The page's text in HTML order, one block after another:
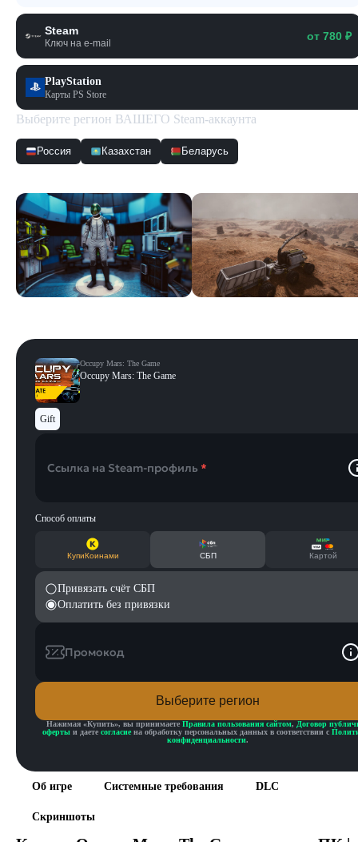
Steam
Ключ на e-mail
от 780 ₽
PlayStation
Карты PS Store
Выберите регион ВАШЕГО Steam-аккаунта
Россия Казахстан Беларусь
Об игре Системные требования DLC
Скриншоты
Occupy Mars: The Game
Occupy Mars: The Game
Gift
Ссылка на Steam-профиль *
Способ оплаты
КупиКоинами СБП Картой
Привязать счёт СБП
Оплатить без привязки
Промокод
Выберите регион
Нажимая «Купить», вы принимаете Правила пользования сайтом, Договор
оферты и даете согласие на обработку персональных данных в соответствии с
конфиденциальности.